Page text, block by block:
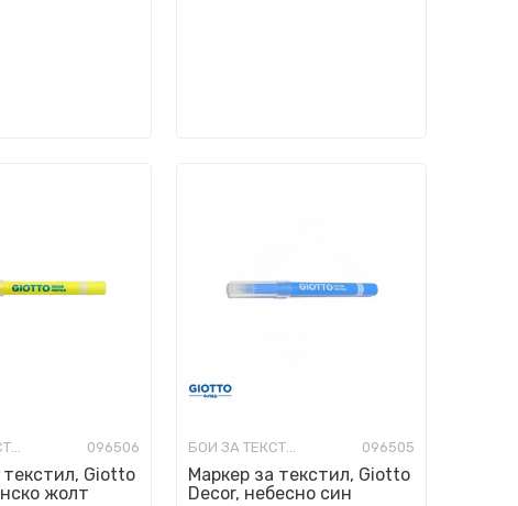
БОИ ЗА ТЕКСТИЛ 096506
текстил, Giotto
жолт
БОИ ЗА ТЕКСТИЛ 096505
Маркер за текстил, Giotto
Decor, небесно син